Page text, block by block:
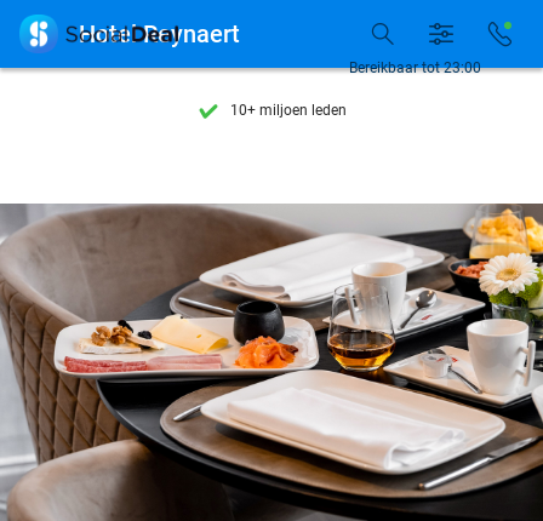
7 dagen per week beschikbaar
10+ miljoen leden
7 dagen per week beschikbaar
10+ miljoen leden
Bereikbaar tot 23:00
 Hotel Reynaert